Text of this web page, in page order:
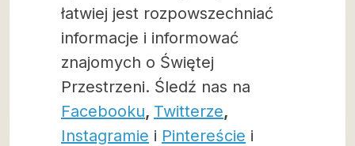
łatwiej jest rozpowszechniać
informacje i informować
znajomych o Świętej
Przestrzeni. Śledź nas na
Facebooku, Twitterze,
Instagramie i Pintereście i